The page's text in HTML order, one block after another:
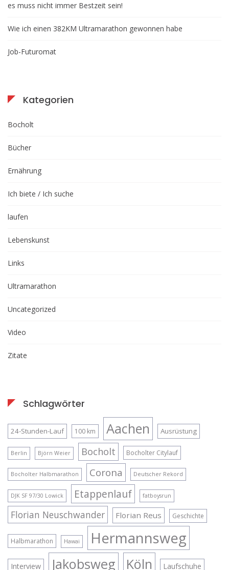
es muss nicht immer Bestzeit sein!
Wie ich einen 382KM Ultramarathon gewonnen habe
Job-Futuromat
Kategorien
Bocholt
Bücher
Ernährung
Ich biete / Ich suche
laufen
Lebenskunst
Links
Ultramarathon
Uncategorized
Video
Zitate
Schlagwörter
24-Stunden-Lauf 100 km Aachen Ausrüstung
Berlin Björn Weier Bocholt Bocholter Citylauf
Bocholter Halbmarathon Corona Deutscher Rekord
DJK SF 97/30 Lowick Etappenlauf fatboysrun
Florian Neuschwander Florian Reus Geschichte
Halbmarathon Hawai Hermannsweg
Interview Jakobsweg Köln Laufschuhe